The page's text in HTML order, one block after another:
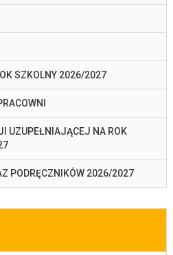
SZKOLNY 2026/2027
UZUPEŁNIAJĄCEJ NA ROK
PODRĘCZNIKÓW 2026/2027